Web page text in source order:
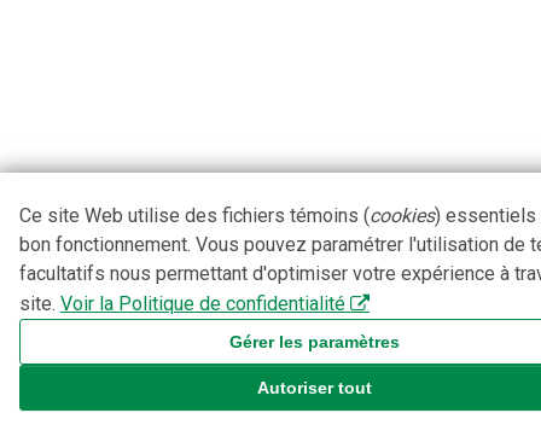
Ce site Web utilise des fichiers témoins (cookies) essentiels
bon fonctionnement. Vous pouvez paramétrer l'utilisation de
facultatifs nous permettant d'optimiser votre expérience à
site. Voir la Politique de confidentialité
Gérer les paramètres
Autoriser tout